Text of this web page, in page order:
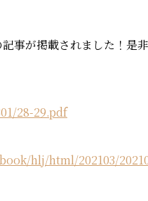
が掲載されました！是非
28-29.pdf
hlj/html/202103/